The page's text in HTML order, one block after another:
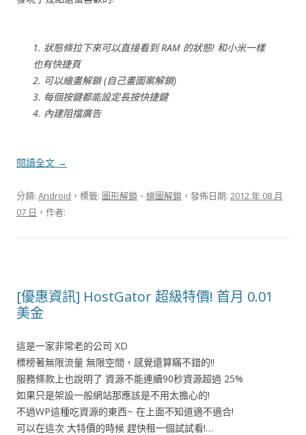
1. 狀態條拉下來可以直接看到 RAM 的狀態! 和小米一樣
也有快捷頁
2. 可以繪畫解鎖 (自己畫圖案解鎖)
3. 每個按鍵都能設定長按快捷鍵
4. 內建阻擋廣告
閱讀全文 →
分類: Android ，標籤: 圖形解鎖 、 繪圖解鎖 ，發佈日期: 2012 年 08 月
07 日 ，作者:
[優惠資訊] HostGator 超級特價! 首月 0.01
美金
這是一家非常老的公司 XD
標榜著無限流量 無限空間，感覺還算瞞不錯的!!
服務條款上也說明了 資源不能連續90秒資源超過 25%
如果只是架設一般網站那應該是不用太擔心的!
不過WP這種吃資源的東西~ 在上面不知道適不適合!
可以在這次 大特價的時候 趕快租一個試試看!…